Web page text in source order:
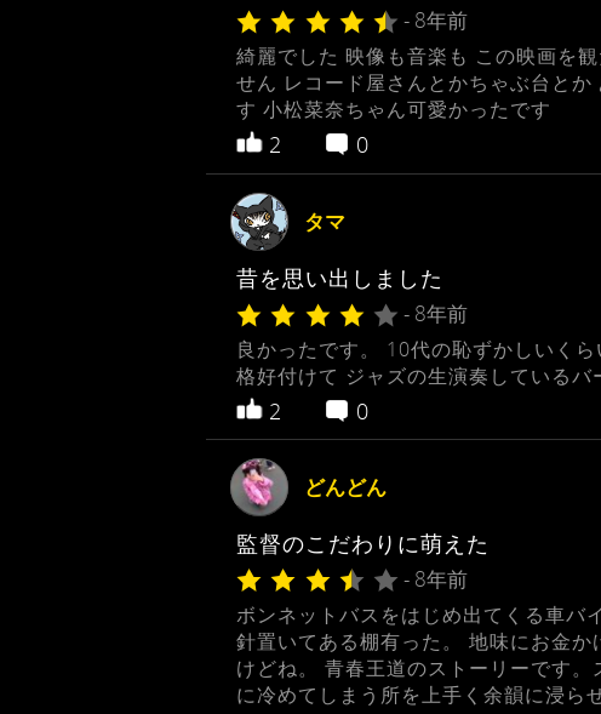
- 8年前
綺麗でした 映像も音楽も この映画を
せん レコード屋さんとかちゃぶ台と
す 小松菜奈ちゃん可愛かったです
2 0
タマ
昔を思い出しました
- 8年前
良かったです。 10代の恥ずかしいく
格好付けて ジャズの生演奏しているバ
2 0
どんどん
監督のこだわりに萌えた
- 8年前
ボンネットバスをはじめ出てくる車バ
針置いてある棚有った。 地味にお金
けどね。 青春王道のストーリーです
に冷めてしまう所を上手く余韻に浸ら